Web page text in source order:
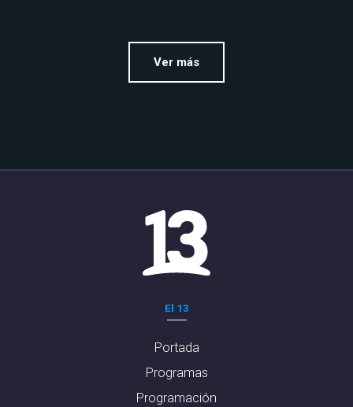
Ver más
El 13
Portada
Programas
Programación